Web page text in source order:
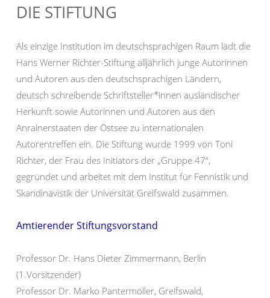
DIE STIFTUNG
Als einzige Institution im deutschsprachigen Raum lädt die
Hans Werner Richter-Stiftung alljährlich junge Autorinnen
und Autoren aus den deutschsprachigen Ländern,
deutsch schreibende Schriftsteller*innen ausländischer
Herkunft sowie Autorinnen und Autoren aus den
Anrainerstaaten der Ostsee zu internationalen
Autorentreffen ein. Die Stiftung wurde 1999 von Toni
Richter, der Frau des Initiators der „Gruppe 47“,
gegründet und arbeitet mit dem Institut für Fennistik und
Skandinavistik der Universität Greifswald zusammen.
Amtierender Stiftungsvorstand
Professor Dr. Hans Dieter Zimmermann, Berlin
(1.Vorsitzender)
Professor Dr. Marko Pantermöller, Greifswald,